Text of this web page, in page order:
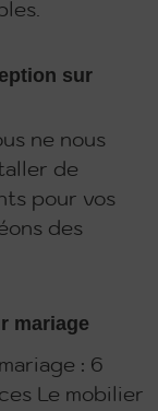
sur
ne nous
de
pour vos
des
mariage
: 6
Le mobilier